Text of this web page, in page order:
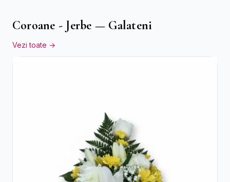
Coroane - Jerbe — Galateni
Vezi toate →